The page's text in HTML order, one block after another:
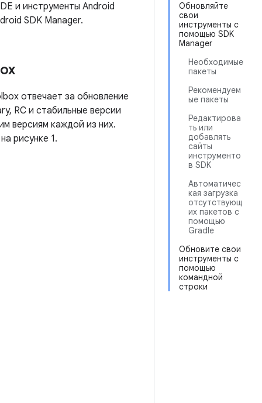
Обновляйте
свои
инструменты с
помощью SDK
Manager
Необходимые
пакеты
Рекомендуем
ые пакеты
Редактирова
ть или
добавлять
сайты
инструменто
в SDK
Автоматичес
кая загрузка
отсутствующ
их пакетов с
помощью
Gradle
Обновите свои
инструменты с
помощью
командной
строки
и инструменты Android
SDK Manager.
отвечает за обновление
RC и стабильные версии
версиям каждой из них.
рисунке 1.